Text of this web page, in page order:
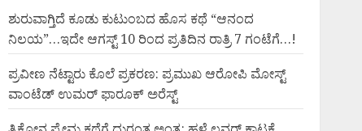
ಶುರುವಾಗ್ತಿದೆ ಕೂಡು ಕುಟುಂಬದ ಹೊಸ ಕಥೆ “ಆನಂದ
ನಿಲಯ”…ಇದೇ ಆಗಸ್ಟ್ 10 ರಿಂದ ಪ್ರತಿದಿನ ರಾತ್ರಿ 7 ಗಂಟೆಗೆ…!
ಪ್ರವೀಣ ನೆಟ್ಟಾರು ಕೊಲೆ ಪ್ರಕರಣ: ಪ್ರಮುಖ ಆರೋಪಿ ಮೋಸ್ಟ್
ವಾಂಟೆಡ್ ಉಮರ್ ಫಾರೂಕ್ ಅರೆಸ್ಟ್